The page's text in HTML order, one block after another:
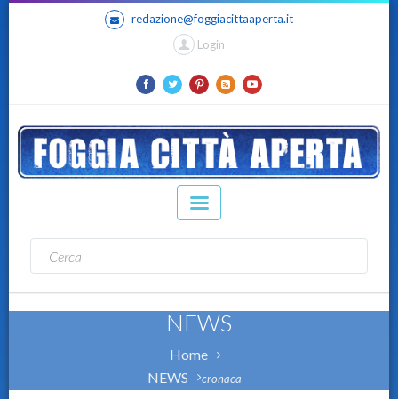
redazione@foggiacittaaperta.it
Login
NEWS
Home
NEWS
cronaca